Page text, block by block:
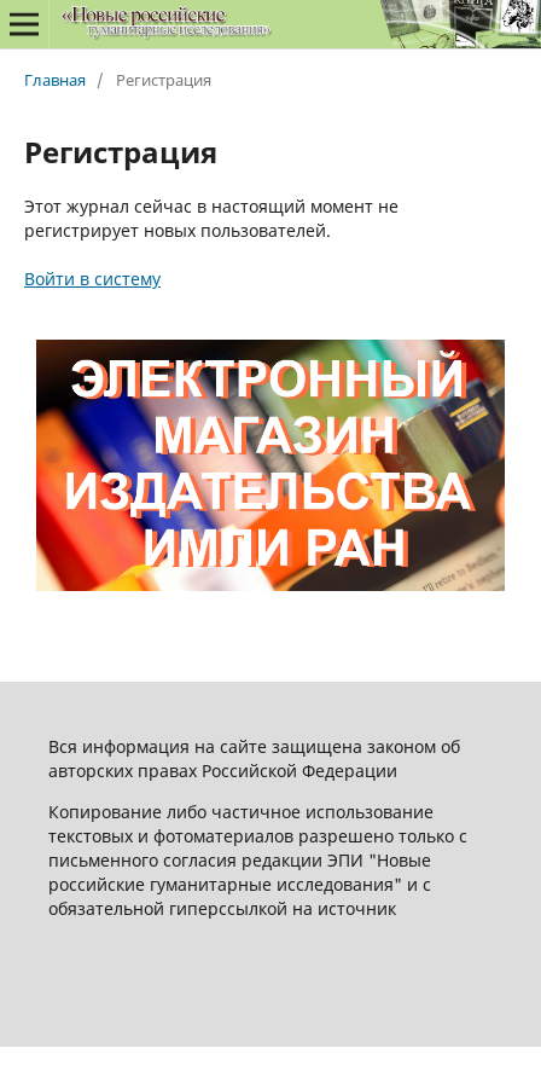
Главная / Регистрация
Регистрация
Этот журнал сейчас в настоящий момент не
регистрирует новых пользователей.
Войти в систему
Вся информация на сайте защищена законом об
авторских правах Российской Федерации
Копирование либо частичное использование
текстовых и фотоматериалов разрешено только с
письменного согласия редакции ЭПИ "Новые
российские гуманитарные исследования" и с
обязательной гиперссылкой на источник